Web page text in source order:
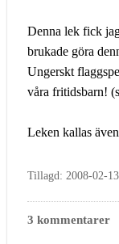
Denna lek fick
brukade göra
Ungerskt
våra fritidsbarn!
Leken kallas
Tillagd: 2008-02-13
3 kommentarer